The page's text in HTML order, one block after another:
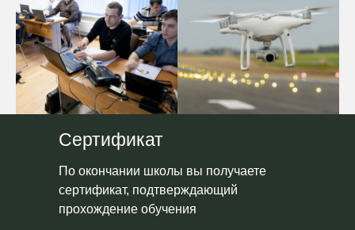
Сертификат
По окончании школы вы получаете
сертификат, подтверждающий
прохождение обучения